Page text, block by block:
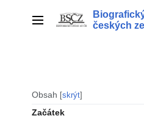
Hlavní menučeských
Obsah skrýt
Začátek